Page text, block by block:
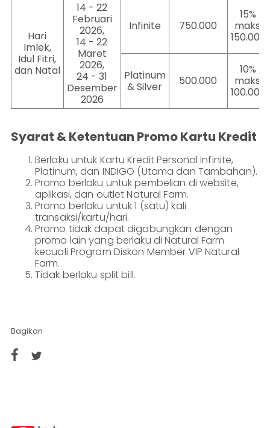
Hari
Imlek,
Idul Fitri,
dan Natal
14 - 22
Februari
2026,
14 - 22
Maret
2026,
24 - 31
Desember
2026
Infinite 750.000
15%
maks.
150.000
Platinum
& Silver
500.000
10%
maks.
100.000
Syarat & Ketentuan Promo Kartu Kredit
Berlaku untuk Kartu Kredit Personal Infinite,
Platinum, dan INDIGO (Utama dan Tambahan).
Promo berlaku untuk pembelian di website,
aplikasi, dan outlet Natural Farm.
Promo berlaku untuk 1 (satu) kali
transaksi/kartu/hari.
Promo tidak dapat digabungkan dengan
promo lain yang berlaku di Natural Farm
kecuali Program Diskon Member VIP Natural
Farm.
Tidak berlaku split bill.
Bagikan